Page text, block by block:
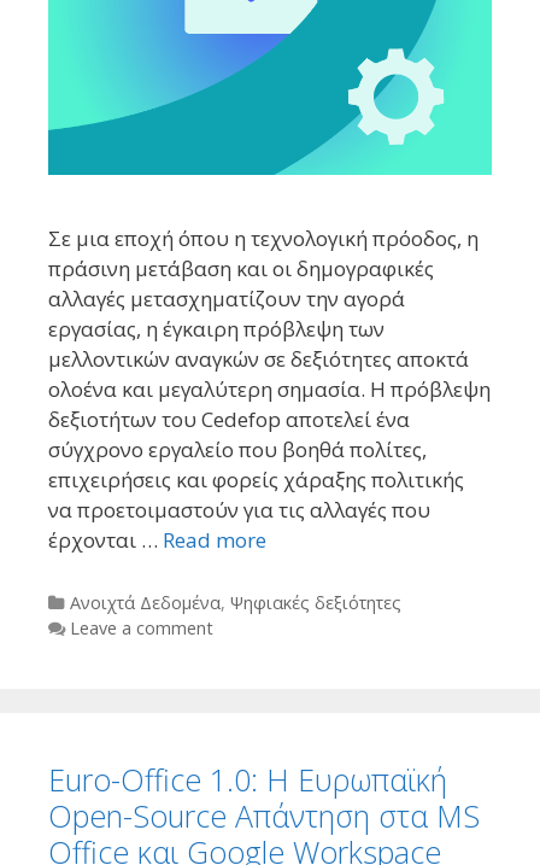
Σε μια εποχή όπου η τεχνολογική πρόοδος, η
πράσινη μετάβαση και οι δημογραφικές
αλλαγές μετασχηματίζουν την αγορά
εργασίας, η έγκαιρη πρόβλεψη των
μελλοντικών αναγκών σε δεξιότητες αποκτά
ολοένα και μεγαλύτερη σημασία. Η πρόβλεψη
δεξιοτήτων του Cedefop αποτελεί ένα
σύγχρονο εργαλείο που βοηθά πολίτες,
επιχειρήσεις και φορείς χάραξης πολιτικής
να προετοιμαστούν για τις αλλαγές που
έρχονται … Read more
Categories
Ανοιχτά Δεδομένα, Ψηφιακές δεξιότητες
Leave a comment
Euro-Office 1.0: Η Ευρωπαϊκή
Open-Source Απάντηση στα MS
Office και Google Workspace